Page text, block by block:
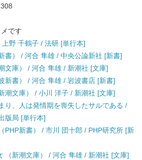
です
野 千鶴子 / 法研 [単行本]
書） / 河合 隼雄 / 中央公論新社 [新書]
文庫） / 河合 隼雄 / 新潮社 [文庫]
新書） / 河合 隼雄 / 岩波書店 [新書]
潮文庫） / 小川 洋子 / 新潮社 [文庫]
り、人は発情期を喪失したサルである /
版局 [単行本]
PHP新書） / 市川 団十郎 / PHP研究所 [新
（新潮文庫） / 河合 隼雄 / 新潮社 [文庫]